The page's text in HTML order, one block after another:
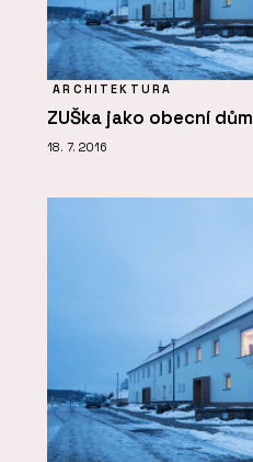
ARCHITEKTURA
ZUŠka jako obecní dům
18. 7. 2016